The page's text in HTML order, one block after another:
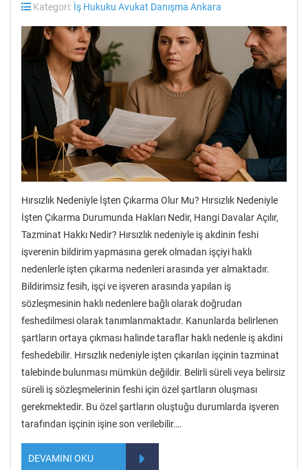
Kategori: İş Hukuku Avukat Danışma Ankara
Hırsızlık Nedeniyle İşten Çıkarma Olur Mu? Hırsızlık Nedeniyle
İşten Çıkarma Durumunda Hakları Nedir, Hangi Davalar Açılır,
Tazminat Hakkı Nedir? Hırsızlık nedeniyle iş akdinin feshi
işverenin bildirim yapmasına gerek olmadan işçiyi haklı
nedenlerle işten çıkarma nedenleri arasında yer almaktadır.
Bildirimsiz fesih, işçi ve işveren arasında yapılan iş
sözleşmesinin haklı nedenlere bağlı olarak doğrudan
feshedilmesi olarak tanımlanmaktadır. Kanunlarda belirlenen
şartların ortaya çıkması halinde taraflar haklı nedenle iş akdini
feshedebilir. Hırsızlık nedeniyle işten çıkarılan işçinin tazminat
talebinde bulunması mümkün değildir. Belirli süreli veya belirsiz
süreli iş sözleşmelerinin feshi için özel şartların oluşması
gerekmektedir. Bu özel şartların oluştuğu durumlarda işveren
tarafından işçinin işine son verilebilir….
DEVAMINI OKU